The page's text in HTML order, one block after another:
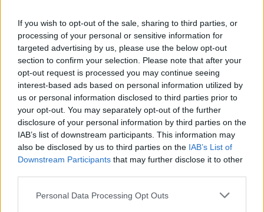
If you wish to opt-out of the sale, sharing to third parties, or
processing of your personal or sensitive information for
targeted advertising by us, please use the below opt-out
section to confirm your selection. Please note that after your
opt-out request is processed you may continue seeing
interest-based ads based on personal information utilized by
us or personal information disclosed to third parties prior to
your opt-out. You may separately opt-out of the further
disclosure of your personal information by third parties on the
IAB’s list of downstream participants. This information may
also be disclosed by us to third parties on the IAB’s List of
Downstream Participants that may further disclose it to other
Please note that this website/app uses one or more Google
Personal Data Processing Opt Outs
Αν τα χάσατε